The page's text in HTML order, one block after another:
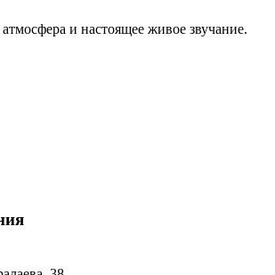
и настоящее живое звучание.